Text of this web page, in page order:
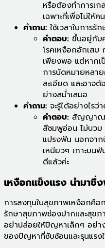
หรือต้องทำการเก
เฉพาะที่เพื่อไม่ให้
คำถาม: ใช้เวลาในการรั
คำตอบ: ขึ้นอยู่กับ
โรคเหงือกอักเสบ
เพียงพอ แต่หากเ
การนัดหมายหลา
ละเอียด และอาจ
ย่างสม่ำเสมอ
คำถาม: จะรู้ได้อย่างไร
คำตอบ: สัญญาณ
สีชมพูอ่อน ไม่บวม
แปรงฟัน นอกจาก
เหนียวๆ เกาะบน
ดีแล้วค่ะ
เหงือกแข็งแรง นำมาซึ่
การลงทุนในสุขภาพเหงือกคื
รักษาสุขภาพช่องปากและสุขภ
อย่าปล่อยให้ปัญหาเล็กๆ อย่า
ของปัญหาที่ซับซ้อนและรุนแรง